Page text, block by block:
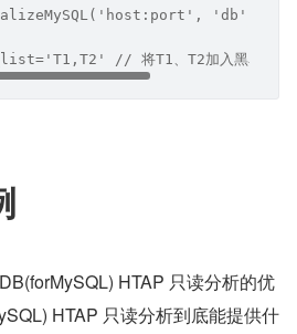
'db',
// 将T1、T2加入黑名单
HTAP 只读分析的优
HTAP 只读分析到底能提供什